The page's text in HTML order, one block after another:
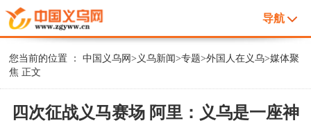
导航
您当前的位置 ：中国义乌网> 义乌新闻>专题>外国人在义乌>媒体聚
焦 正文
四次征战义马赛场 阿里：义乌是一座神